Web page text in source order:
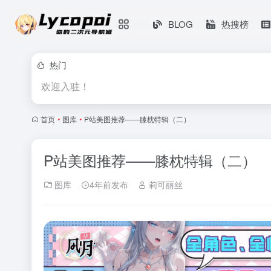
BLOG 热搜榜
热门
欢迎入驻！
首页 • 图库 • P站美图推荐——膝枕特辑（二）
P站美图推荐——膝枕特辑（二）
图库 4年前发布 莉可丽丝